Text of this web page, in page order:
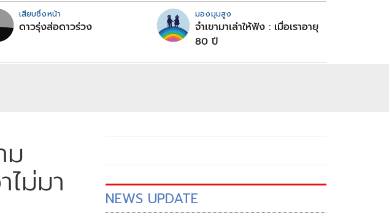
เสียบซึ่งหน้า
ดาวรุ่งส่อดาวร่วง
มองมุมสูง
จำเขามาเล่าให้ฟัง : เมื่อเราอายุ
80 ปี
ม
ม่มา NEWS UPDATE